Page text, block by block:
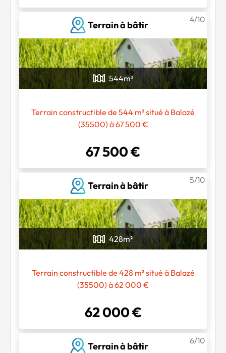
Terrain à bâtir
4/10
544m²
Terrain constructible de 544 m² situé à Balazé
(35500) à 67 500 €
67 500 €
Terrain à bâtir
5/10
428m²
Terrain constructible de 428 m² situé à Balazé
(35500) à 62 000 €
62 000 €
Terrain à bâtir
6/10